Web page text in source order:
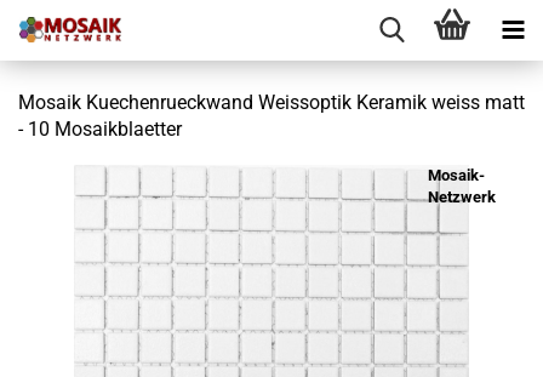
Mosaik Kuechenrueckwand Weissoptik Keramik weiss matt
- 10 Mosaikblaetter
Mosaik-
Netzwerk